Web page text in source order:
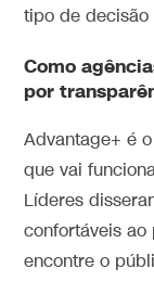
tipo de decisão
Como
por
Advantage+ é
que vai
Líderes
confortáveis
encontre o